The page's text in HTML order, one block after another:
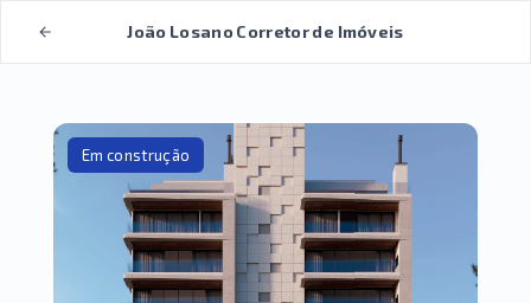
João Losano Corretor de Imóveis
Em construção